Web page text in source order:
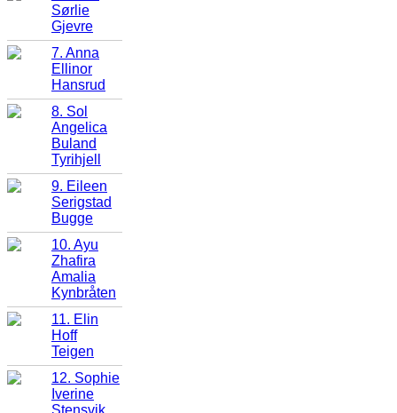
Sørlie
Gjevre
7. Anna
Ellinor
Hansrud
8. Sol
Angelica
Buland
Tyrihjell
9. Eileen
Serigstad
Bugge
10. Ayu
Zhafira
Amalia
Kynbråten
11. Elin
Hoff
Teigen
12. Sophie
Iverine
Stensvik